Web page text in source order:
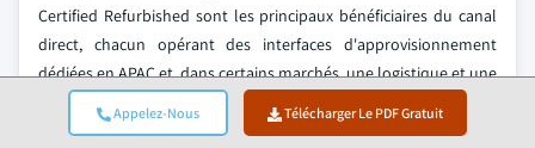
Appelez-Nous Télécharger Le PDF Gratuit
Certified Refurbished sont les principaux bénéficiaires du canal
direct, chacun opérant des interfaces d'approvisionnement
dédiées en APAC et, dans certains marchés, une logistique et une
infrastructure après-vente dédiées. Le TCAC supérieur du canal
direct signale un rééquilibrage structurel vers des transactions à